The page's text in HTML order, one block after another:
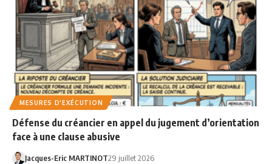
MESURES D'EXÉCUTION
Défense du créancier en appel du jugement d’orientation
face à une clause abusive
Jacques-Eric MARTINOT29 juillet 2026